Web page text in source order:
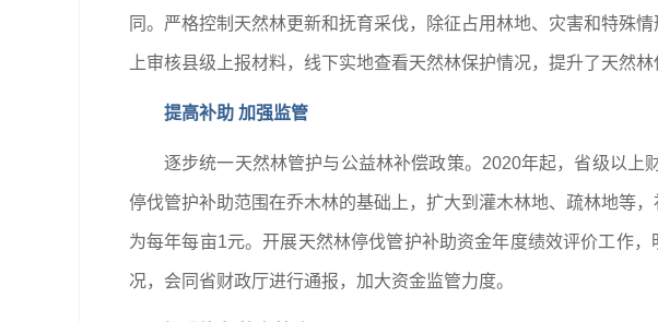
同。严格控制天然林更新和抚育采伐，除征占用林地、灾害和特殊
上审核县级上报材料，线下实地查看天然林保护情况，提升了天然林
提高补助 加强监管
逐步统一天然林管护与公益林补偿政策。2020年起，省级以
停伐管护补助范围在乔木林的基础上，扩大到灌木林地、疏林地等
为每年每亩1元。开展天然林停伐管护补助资金年度绩效评价工作
况，会同省财政厅进行通报，加大资金监管力度。